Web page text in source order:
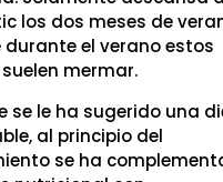
los dos meses de
durante el verano estos
mermar.
se le ha sugerido una
al principio del
se ha